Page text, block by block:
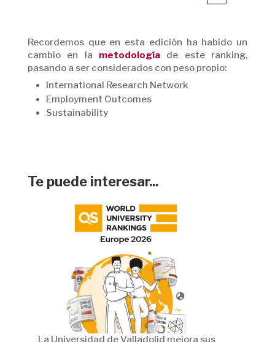
Recordemos que en esta edición ha habido un
cambio en la metodología de este ranking,
pasando a ser considerados con peso propio:
International Research Network
Employment Outcomes
Sustainability
Te puede interesar...
La Universidad de Valladolid mejora sus